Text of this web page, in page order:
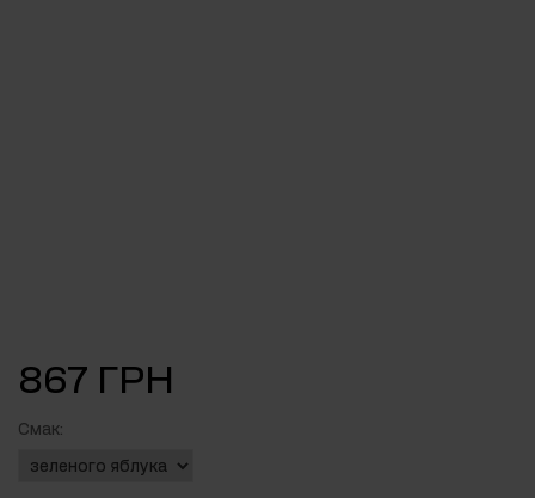
867 ГРН
Смак: